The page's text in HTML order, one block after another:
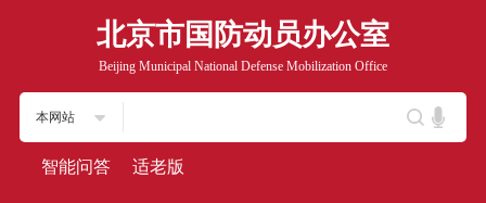
北京市国防动员办公室
Beijing Municipal National Defense Mobilization Office
本网站
智能问答 适老版